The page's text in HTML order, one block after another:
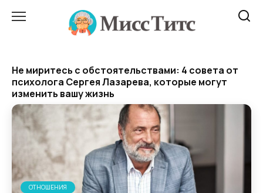
Не миритесь с обстоятельствами: 4 совета от
психолога Сергея Лазарева, которые могут
изменить вашу жизнь
ОТНОШЕНИЯ